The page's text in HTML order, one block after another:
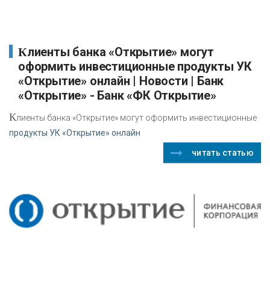
Клиенты банка «Открытие» могут
оформить инвестиционные продукты УК
«Открытие» онлайн | Новости | Банк
«Открытие» - Банк «ФК Открытие»
Клиенты банка «Открытие» могут оформить инвестиционные
продукты УК «Открытие» онлайн
читать статью